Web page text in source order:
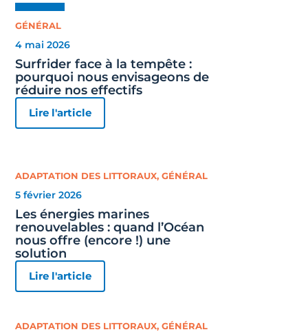
GÉNÉRAL
4 mai 2026
Surfrider face à la tempête :
pourquoi nous envisageons de
réduire nos effectifs
Lire l'article
ADAPTATION DES LITTORAUX,GÉNÉRAL
5 février 2026
Les énergies marines
renouvelables : quand l’Océan
nous offre (encore !) une
solution
Lire l'article
ADAPTATION DES LITTORAUX,GÉNÉRAL